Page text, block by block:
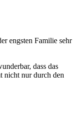
engsten Familie sehr
dass das
nicht nur durch den